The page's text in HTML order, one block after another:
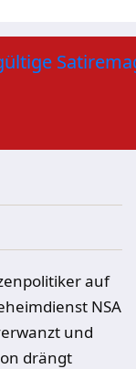
auf
NSA
und
drängt